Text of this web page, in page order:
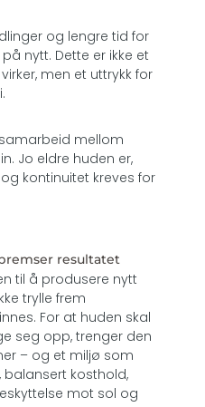
og lengre tid for
nytt. Dette er ikke et
men et uttrykk for
mellom
Jo eldre huden er,
kontinuitet kreves for
resultatet
til å produsere nytt
trylle frem
For at huden skal
seg opp, trenger den
– og et miljø som
balansert kosthold,
mot sol og